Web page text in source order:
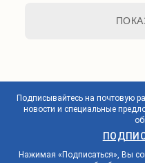
Подписывайтесь на почтовую
новости и специальные
Нажимая «Подписаться», Вы